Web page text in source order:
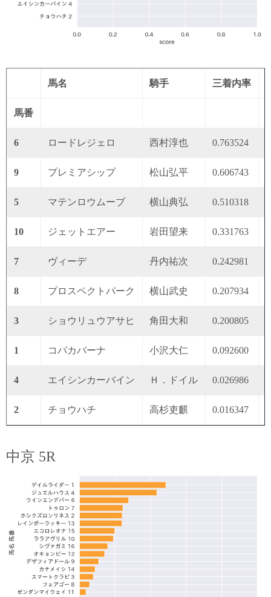
馬名 騎手 三着内率
馬番
6 ロードレジェロ 西村淳也 0.763524
9 プレミアシップ 松山弘平 0.606743
5 マテンロウムーブ 横山典弘 0.510318
10 ジェットエアー 岩田望来 0.331763
7 ヴィーデ 丹内祐次 0.242981
8 プロスペクトパーク 横山武史 0.207934
3 ショウリュウアサヒ 角田大和 0.200805
1 コパカバーナ 小沢大仁 0.092600
4 エイシンカーバイン Ｈ．ドイル 0.026986
2 チョウハチ 高杉吏麒 0.016347
中京 5R